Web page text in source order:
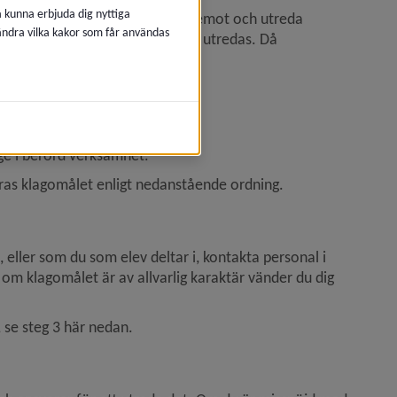
ett ansvar för att ta emot och utreda
bekräftas och skyndsamt utredas. Då
huvudmans
i berörd verksamhet.
klagomålet enligt nedanstående ordning.
som du som elev deltar i, kontakta personal i
klagomålet är av allvarlig karaktär vänder du dig
steg 3 här nedan.
erbjuda dig nyttiga
vilka kakor som får användas